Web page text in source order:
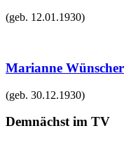
(geb. 12.01.1930)
Marianne Wünscher
(geb. 30.12.1930)
Demnächst im TV